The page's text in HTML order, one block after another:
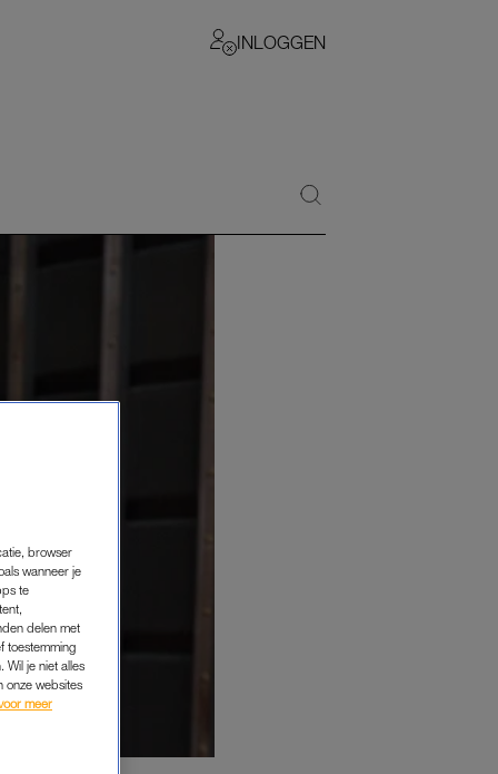
INLOGGEN
browser
wanneer je
te
delen met
toestemming
Wil je niet alles
onze websites
meer